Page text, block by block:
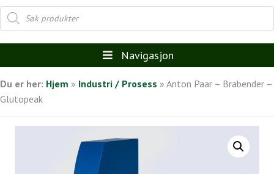
Products
search
Navigasjon
Du er her: Hjem » Industri / Prosess » Anton Paar – Brabender –
Glutopeak